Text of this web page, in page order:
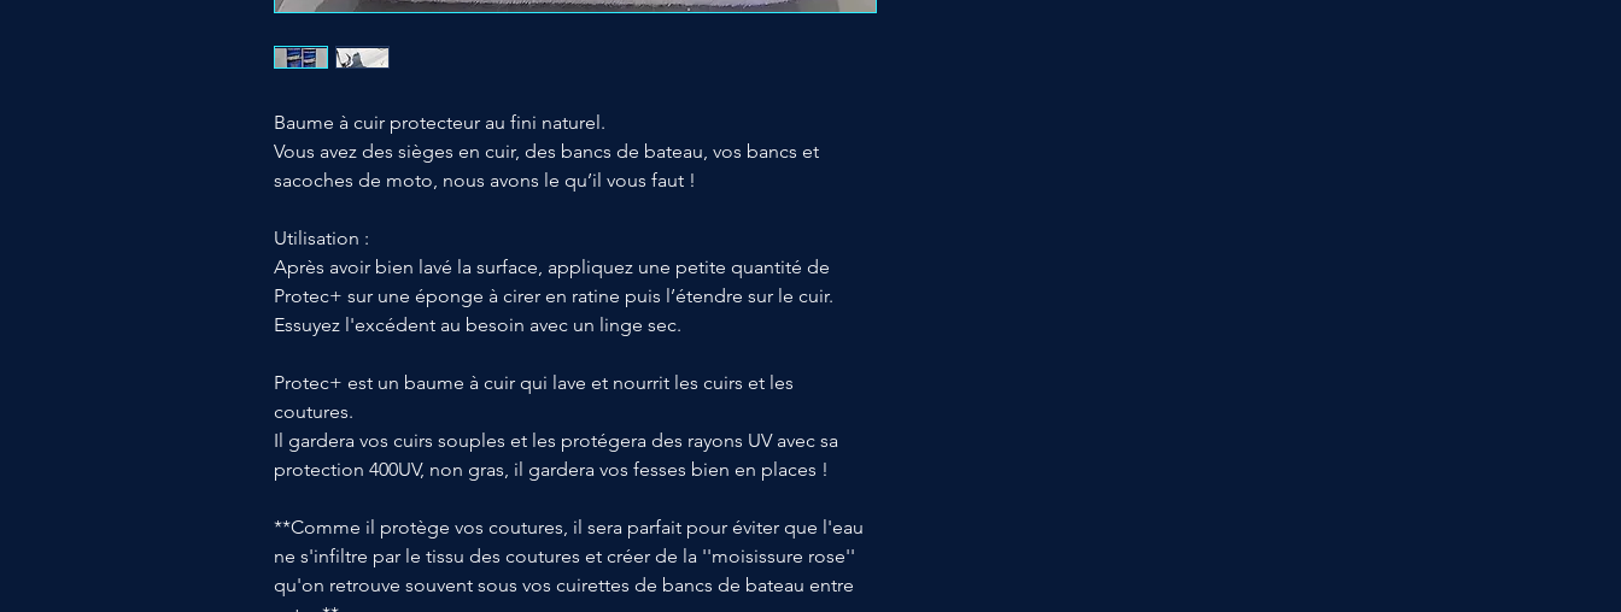
Baume à cuir protecteur au fini naturel.
Vous avez des sièges en cuir, des bancs de bateau, vos bancs et
sacoches de moto, nous avons le qu’il vous faut !
Utilisation :
Après avoir bien lavé la surface, appliquez une petite quantité de
Protec+ sur une éponge à cirer en ratine puis l’étendre sur le cuir.
Essuyez l'excédent au besoin avec un linge sec.
Protec+ est un baume à cuir qui lave et nourrit les cuirs et les
coutures.
Il gardera vos cuirs souples et les protégera des rayons UV avec sa
protection 400UV, non gras, il gardera vos fesses bien en places !
**Comme il protège vos coutures, il sera parfait pour éviter que l'eau
ne s'infiltre par le tissu des coutures et créer de la ''moisissure rose''
qu'on retrouve souvent sous vos cuirettes de bancs de bateau entre